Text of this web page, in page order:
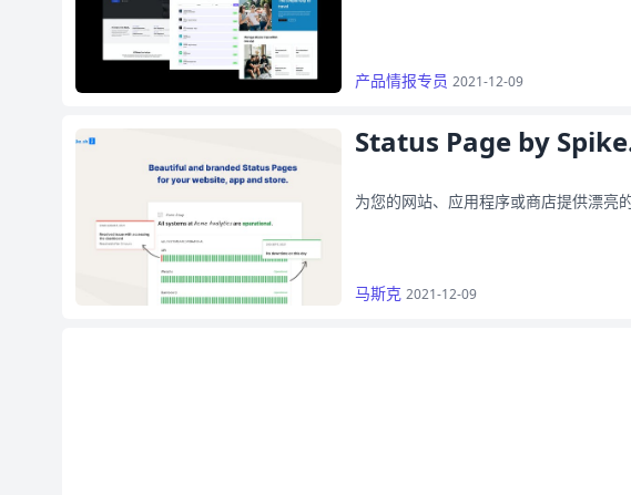
产品情报专员 2021-12-09
Status Page by
为您的网站、应用程序或商店提供漂亮
马斯克 2021-12-09